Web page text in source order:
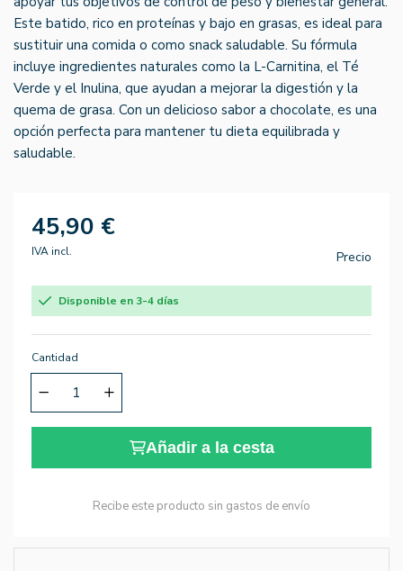
Este batido, rico en proteínas y bajo en grasas, es ideal para
sustituir una comida o como snack saludable. Su fórmula
incluye ingredientes naturales como la L-Carnitina, el Té
Verde y el Inulina, que ayudan a mejorar la digestión y la
quema de grasa. Con un delicioso sabor a chocolate, es una
opción perfecta para mantener tu dieta equilibrada y
saludable.
45,90 €
IVA incl. Precio
Disponible en 3-4 días
Cantidad
Añadir a la cesta
Recibe este producto sin gastos de envío